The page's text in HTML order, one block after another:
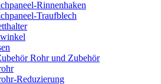
Rinnenhaken
Traufblech
Rohr und Zubehör
Reduzierung